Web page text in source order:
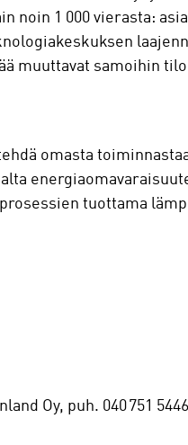
noin 1 000 vierasta:
muuttavat samoihin
omasta
tuottama
Oy, puh. 040 751